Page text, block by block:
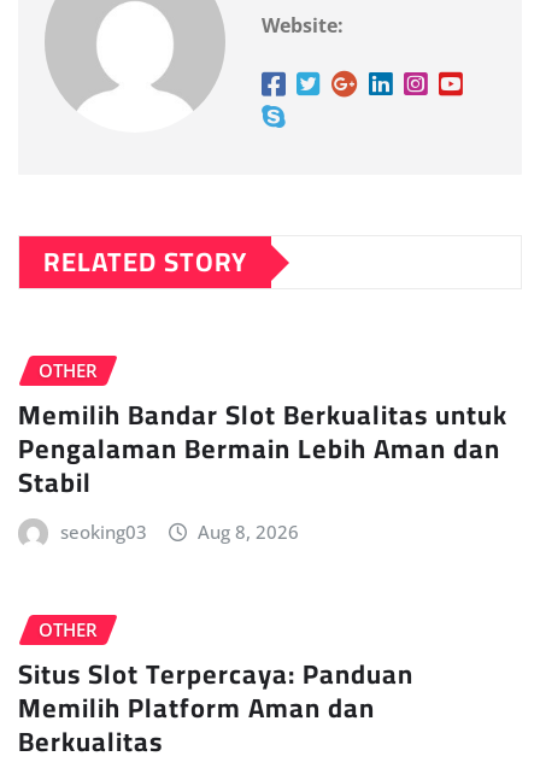
Website:
RELATED STORY
OTHER
Memilih Bandar Slot Berkualitas untuk
Pengalaman Bermain Lebih Aman dan
Stabil
seoking03 Aug 8, 2026
OTHER
Situs Slot Terpercaya: Panduan
Memilih Platform Aman dan
Berkualitas